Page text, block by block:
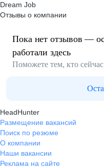
Dream Job
Отзывы о компании
Пока нет отзывов —
работали здесь
Поможете тем, кто
HeadHunter
Размещение вакансий
Поиск по резюме
О компании
Наши вакансии
Реклама на сайте